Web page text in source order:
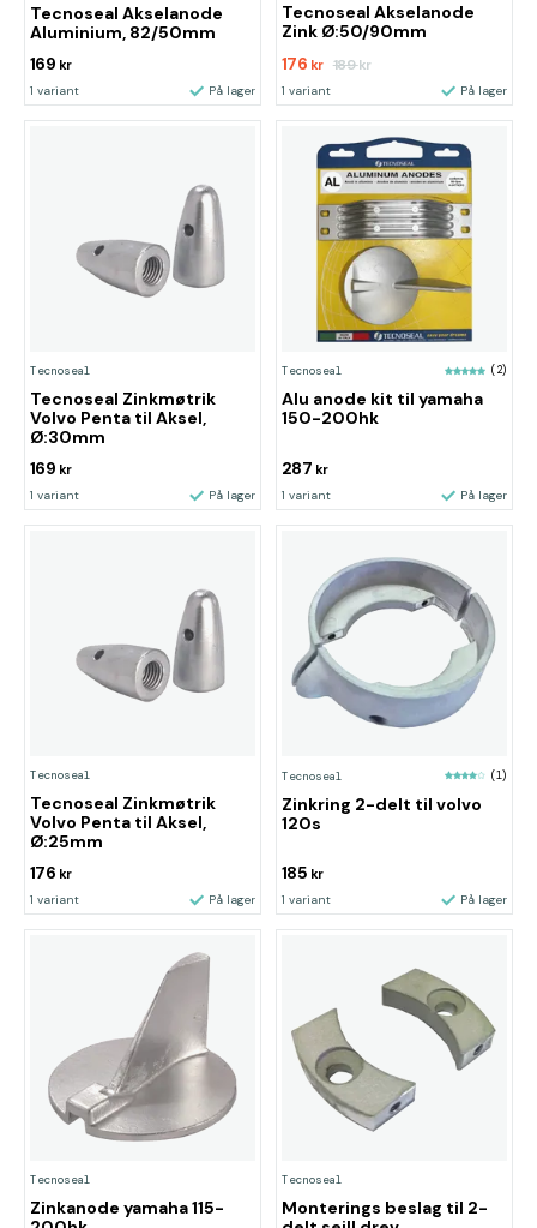
Tecnoseal Akselanode
Aluminium, 82/50mm
169 kr
1 variant På lager
Tecnoseal Akselanode
Zink Ø:50/90mm
176 kr 189kr
1 variant På lager
Tecnoseal
Tecnoseal Zinkmøtrik
Volvo Penta til Aksel,
Ø:30mm
169 kr
1 variant På lager
Tecnoseal (2)
Alu anode kit til yamaha
150-200hk
287 kr
1 variant På lager
Tecnoseal
Tecnoseal Zinkmøtrik
Volvo Penta til Aksel,
Ø:25mm
176 kr
1 variant På lager
Tecnoseal (1)
Zinkring 2-delt til volvo
120s
185 kr
1 variant På lager
Tecnoseal
Zinkanode yamaha 115-
Tecnoseal
Monterings beslag til 2-